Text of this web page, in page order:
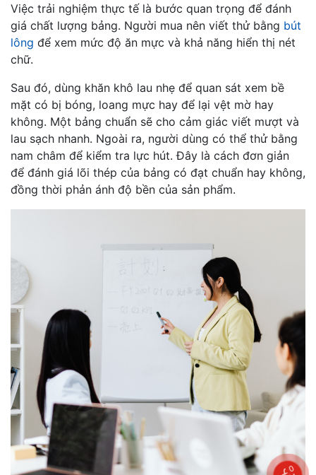
Việc trải nghiệm thực tế là bước quan trọng để đánh
giá chất lượng bảng. Người mua nên viết thử bằng bút
lông để xem mức độ ăn mực và khả năng hiển thị nét
chữ.
Sau đó, dùng khăn khô lau nhẹ để quan sát xem bề
mặt có bị bóng, loang mực hay để lại vệt mờ hay
không. Một bảng chuẩn sẽ cho cảm giác viết mượt và
lau sạch nhanh. Ngoài ra, người dùng có thể thử bằng
nam châm để kiểm tra lực hút. Đây là cách đơn giản
để đánh giá lõi thép của bảng có đạt chuẩn hay không,
đồng thời phản ánh độ bền của sản phẩm.
0